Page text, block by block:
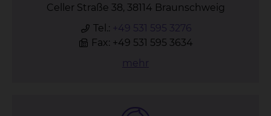
Celler Straße 38, 38114 Braunschweig
Tel.: +49 531 595 3276
Fax: +49 531 595 3634
mehr